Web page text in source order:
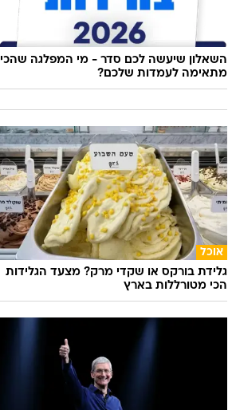
השאלון שיעשה לכם סדר - מי המפלגה שהכי
מתאימה לעמדות שלכם?
אוכל
גלידת בורקס או שקדי מרק? מצעד הגלידות
הכי מטורללות בארץ